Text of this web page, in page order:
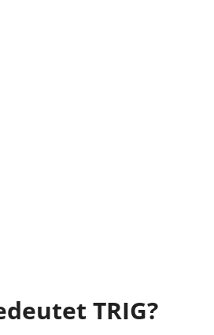
TRIG?